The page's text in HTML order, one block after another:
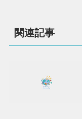
関連記事